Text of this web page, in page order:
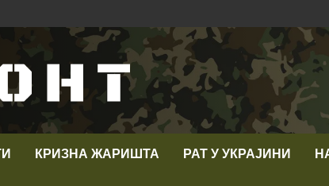
КРИЗНА ЖАРИШТА РАТ У УКРАЈИНИ